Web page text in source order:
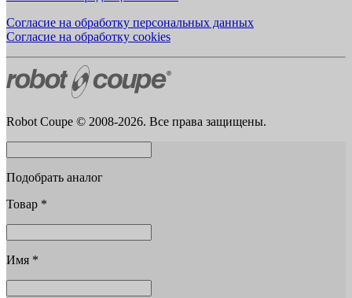
Согласие на обработку персональных данных
Согласие на обработку cookies
Robot Coupe © 2008-2026. Все права защищены.
Подобрать аналог
Товар *
Имя *